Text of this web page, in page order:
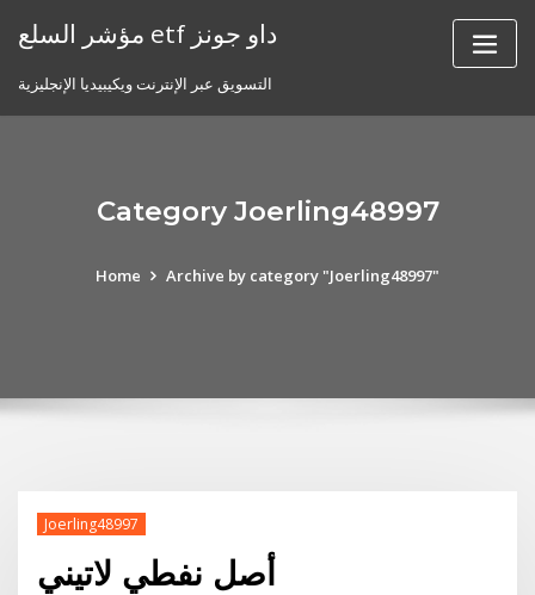
مؤشر السلع etf داو جونز
التسويق عبر الإنترنت ويكيبيديا الإنجليزية
Category Joerling48997
Home Archive by category "Joerling48997"
Joerling48997
أصل نفطي لاتيني